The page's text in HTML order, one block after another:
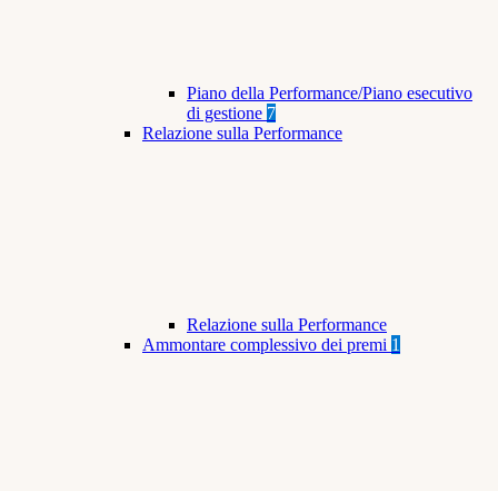
Piano della Performance/Piano esecutivo
di gestione 7
Relazione sulla Performance
Relazione sulla Performance
Ammontare complessivo dei premi 1